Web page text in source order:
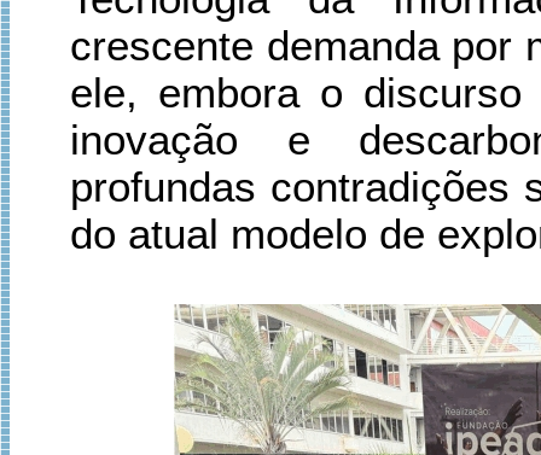
crescente demanda por
ele, embora o discurso
inovação e
profundas contradições
do atual modelo de